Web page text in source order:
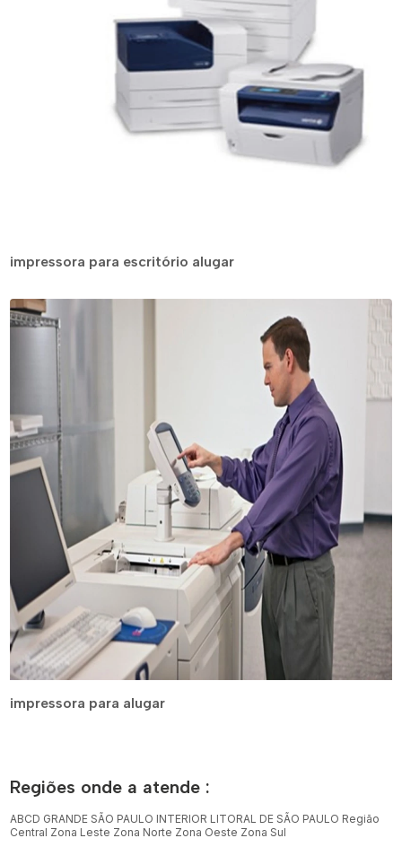
impressora para escritório alugar
impressora para alugar
Regiões onde a atende :
ABCD GRANDE SÃO PAULO INTERIOR LITORAL DE SÃO PAULO Região
Central Zona Leste Zona Norte Zona Oeste Zona Sul